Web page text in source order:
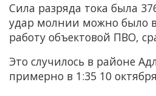
Сила разряда тока была
удар молнии можно было
работу объектовой ПВО,
Это случилось в районе
примерно в 1:35 10